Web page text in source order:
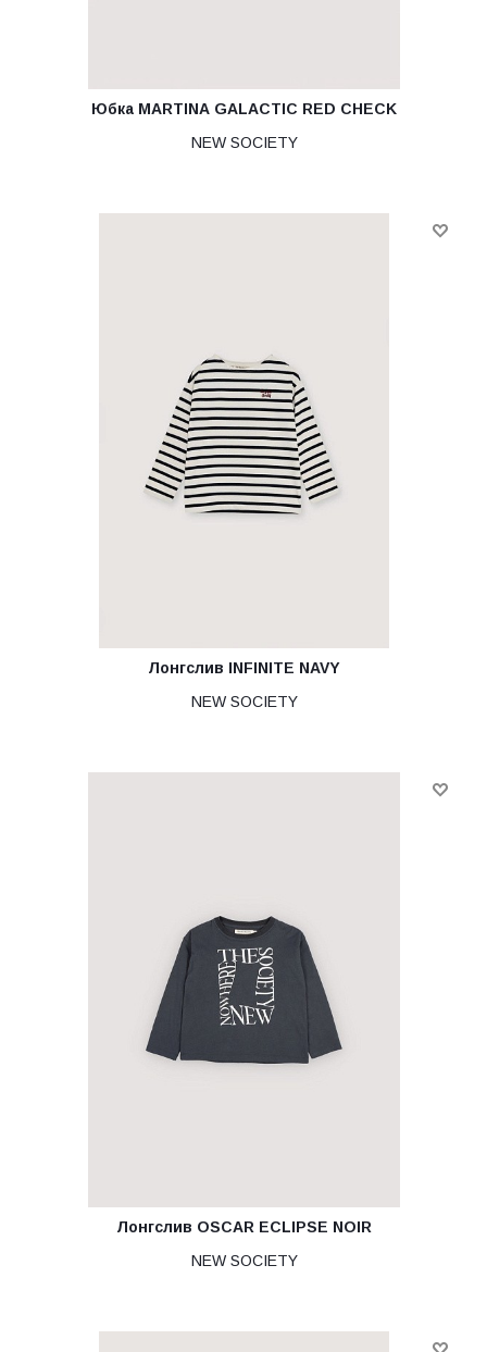
Юбка MARTINA GALACTIC RED CHECK
NEW SOCIETY
Лонгслив INFINITE NAVY
NEW SOCIETY
Лонгслив OSCAR ECLIPSE NOIR
NEW SOCIETY